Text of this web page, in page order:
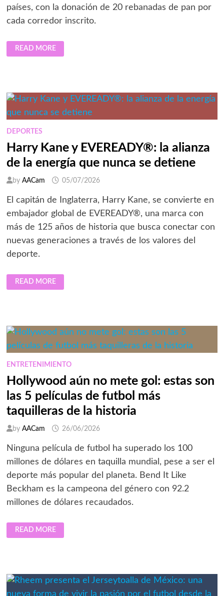
países, con la donación de 20 rebanadas de pan por
cada corredor inscrito.
ARRANCAN
INSCRIPCIONES
PARA
LA
BIMBO
RACE
READ MORE
DEPORTES
Harry Kane y EVEREADY®: la alianza
de la energía que nunca se detiene
by AACam 05/07/2026
El capitán de Inglaterra, Harry Kane, se convierte en
embajador global de EVEREADY®, una marca con
más de 125 años de historia que busca conectar con
nuevas generaciones a través de los valores del
deporte.
HARRY
KANE
Y
LA
ENERGÍA
QUE
NUNCA
SE
DETIENE
READ MORE
ENTRETENIMIENTO
Hollywood aún no mete gol: estas son
las 5 películas de futbol más
taquilleras de la historia
by AACam 26/06/2026
Ninguna película de futbol ha superado los 100
millones de dólares en taquilla mundial, pese a ser el
deporte más popular del planeta. Bend It Like
Beckham es la campeona del género con 92.2
millones de dólares recaudados.
HOLLYWOOD
AÚN
NO
LAS
5
PELÍCULAS
READ MORE